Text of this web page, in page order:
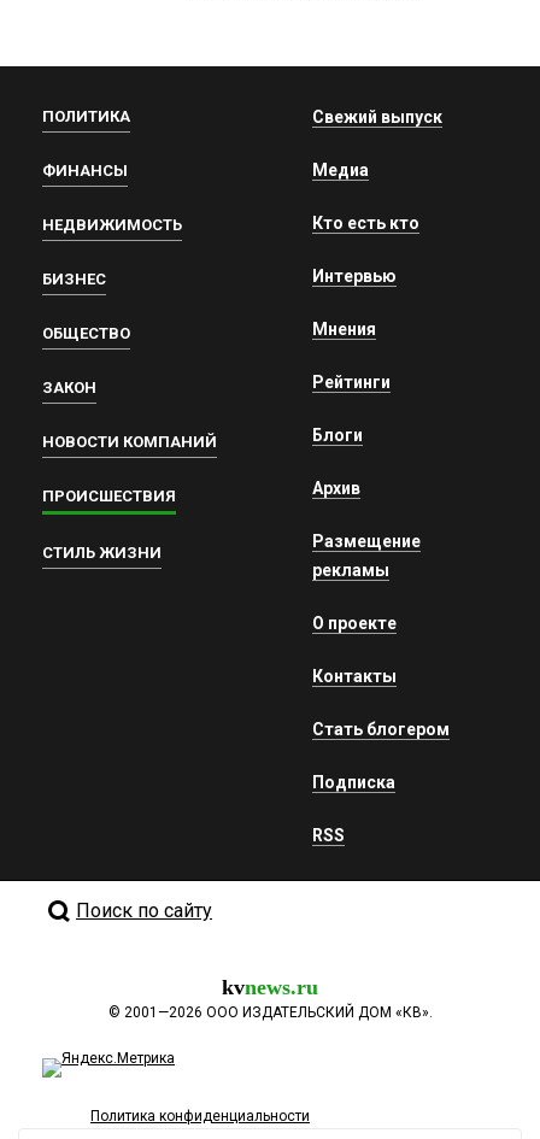
ПОЛИТИКА
ФИНАНСЫ
НЕДВИЖИМОСТЬ
БИЗНЕС
ОБЩЕСТВО
ЗАКОН
НОВОСТИ КОМПАНИЙ
ПРОИСШЕСТВИЯ
СТИЛЬ ЖИЗНИ
Свежий выпуск
Медиа
Кто есть кто
Интервью
Мнения
Рейтинги
Блоги
Архив
Размещение
рекламы
О проекте
Контакты
Стать блогером
Подписка
RSS
Поиск по сайту
kvnews.ru
© 2001—2026 ООО ИЗДАТЕЛЬСКИЙ ДОМ «КВ».
Политика конфиденциальности